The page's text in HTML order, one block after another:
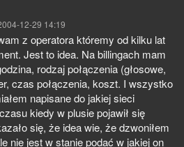
12-29 14:19
z operatora któremy od kilku lat
Jest to idea. Na billingach mam
rodzaj połączenia (głosowe,
czas połączenia, koszt. I wszystko
napisane do jakiej sieci
kiedy w plusie pojawił się
się, że idea wie, że dzwoniłem
nie jest w stanie podać w jakiej on